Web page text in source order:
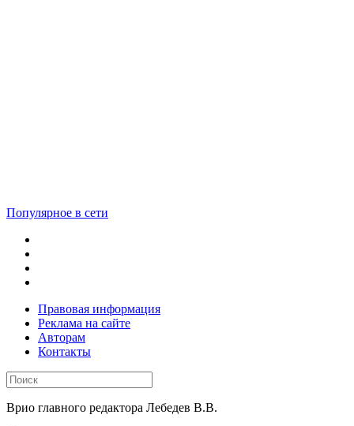
Популярное в сети
Правовая информация
Реклама на сайте
Авторам
Контакты
Врио главного редактора Лебедев В.В.